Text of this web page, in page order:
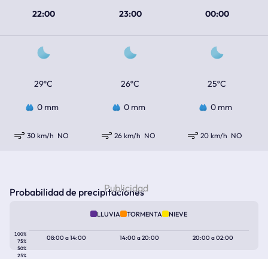
22:00 23:00 00:00
29ºC 26ºC 25ºC
0 mm 0 mm 0 mm
30 km/h NO 26 km/h NO 20 km/h NO
Probabilidad de precipitaciones
LLUVIA TORMENTA NIEVE
100%
75%
50%
25%
08:00a14:00 14:00a20:00 20:00a02:00